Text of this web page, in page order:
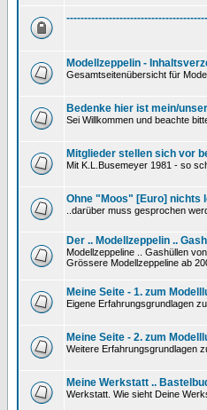
Modellzeppelin -
Gesamtseitenübersicht für
Bedenke hier ist mein/
Sei Willkommen und beachte
Mitglieder stellen sich vor
Mit K.L.Busemeyer 1981 - so
Ohne "Moos" [Euro] nichts
..darüber muss gesprochen
Der .. Modellzeppelin ..
Modellzeppeline .. Gashüllen
Grössere Modellzeppeline ab
Meine Seite - 1. zum
Eigene Erfahrungsgrundlagen
Meine Seite - 2. zum
Weitere Erfahrungsgrundlagen
Meine Werkstatt ..
Werkstatt. Wie sieht Deine